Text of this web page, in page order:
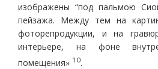
изображены “под пальмою
пейзажа. Между тем на
фоторепродукции, и на
интерьере, на фоне
помещения» 10.